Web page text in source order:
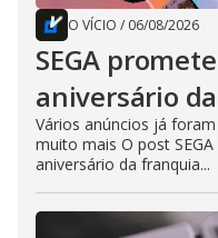
O VÍCIO / 06/08/2026
SEGA
aniversário
Vários anúncios já
muito mais O post
aniversário da franquia...